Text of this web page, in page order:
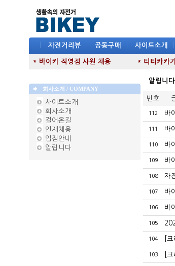
자전거리뷰 공동구매 사이트소개
* 바이키 직영점 사원 채용 * 티티카카
회사소개 / COMPANY
사이트소개
회사소개
걸어온길
인재채용
입점안내
알립니다
알립니다
번호
112 바
111 바
110 바
109 바
108 자
107 바
106 바
105
104 [
103 [